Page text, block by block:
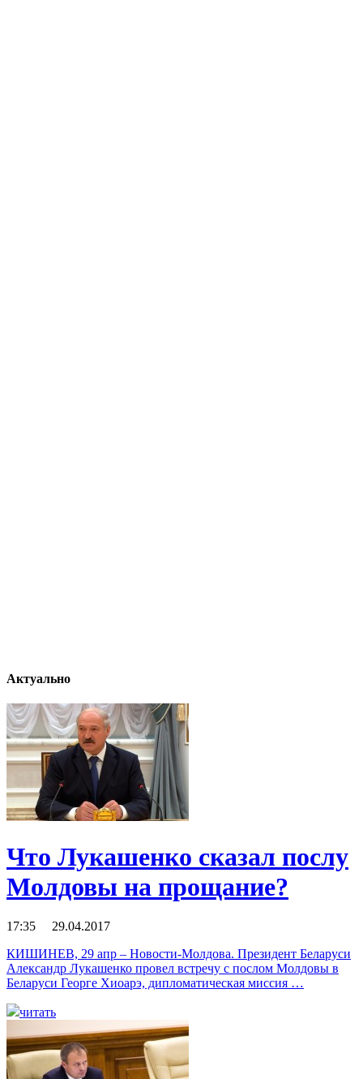
Актуально
Что Лукашенко сказал послу
Молдовы на прощание?
17:35 29.04.2017
КИШИНЕВ, 29 апр – Новости-Молдова. Президент Беларуси
Александр Лукашенко провел встречу с послом Молдовы в
Беларуси Георге Хиоарэ, дипломатическая миссия …
читать